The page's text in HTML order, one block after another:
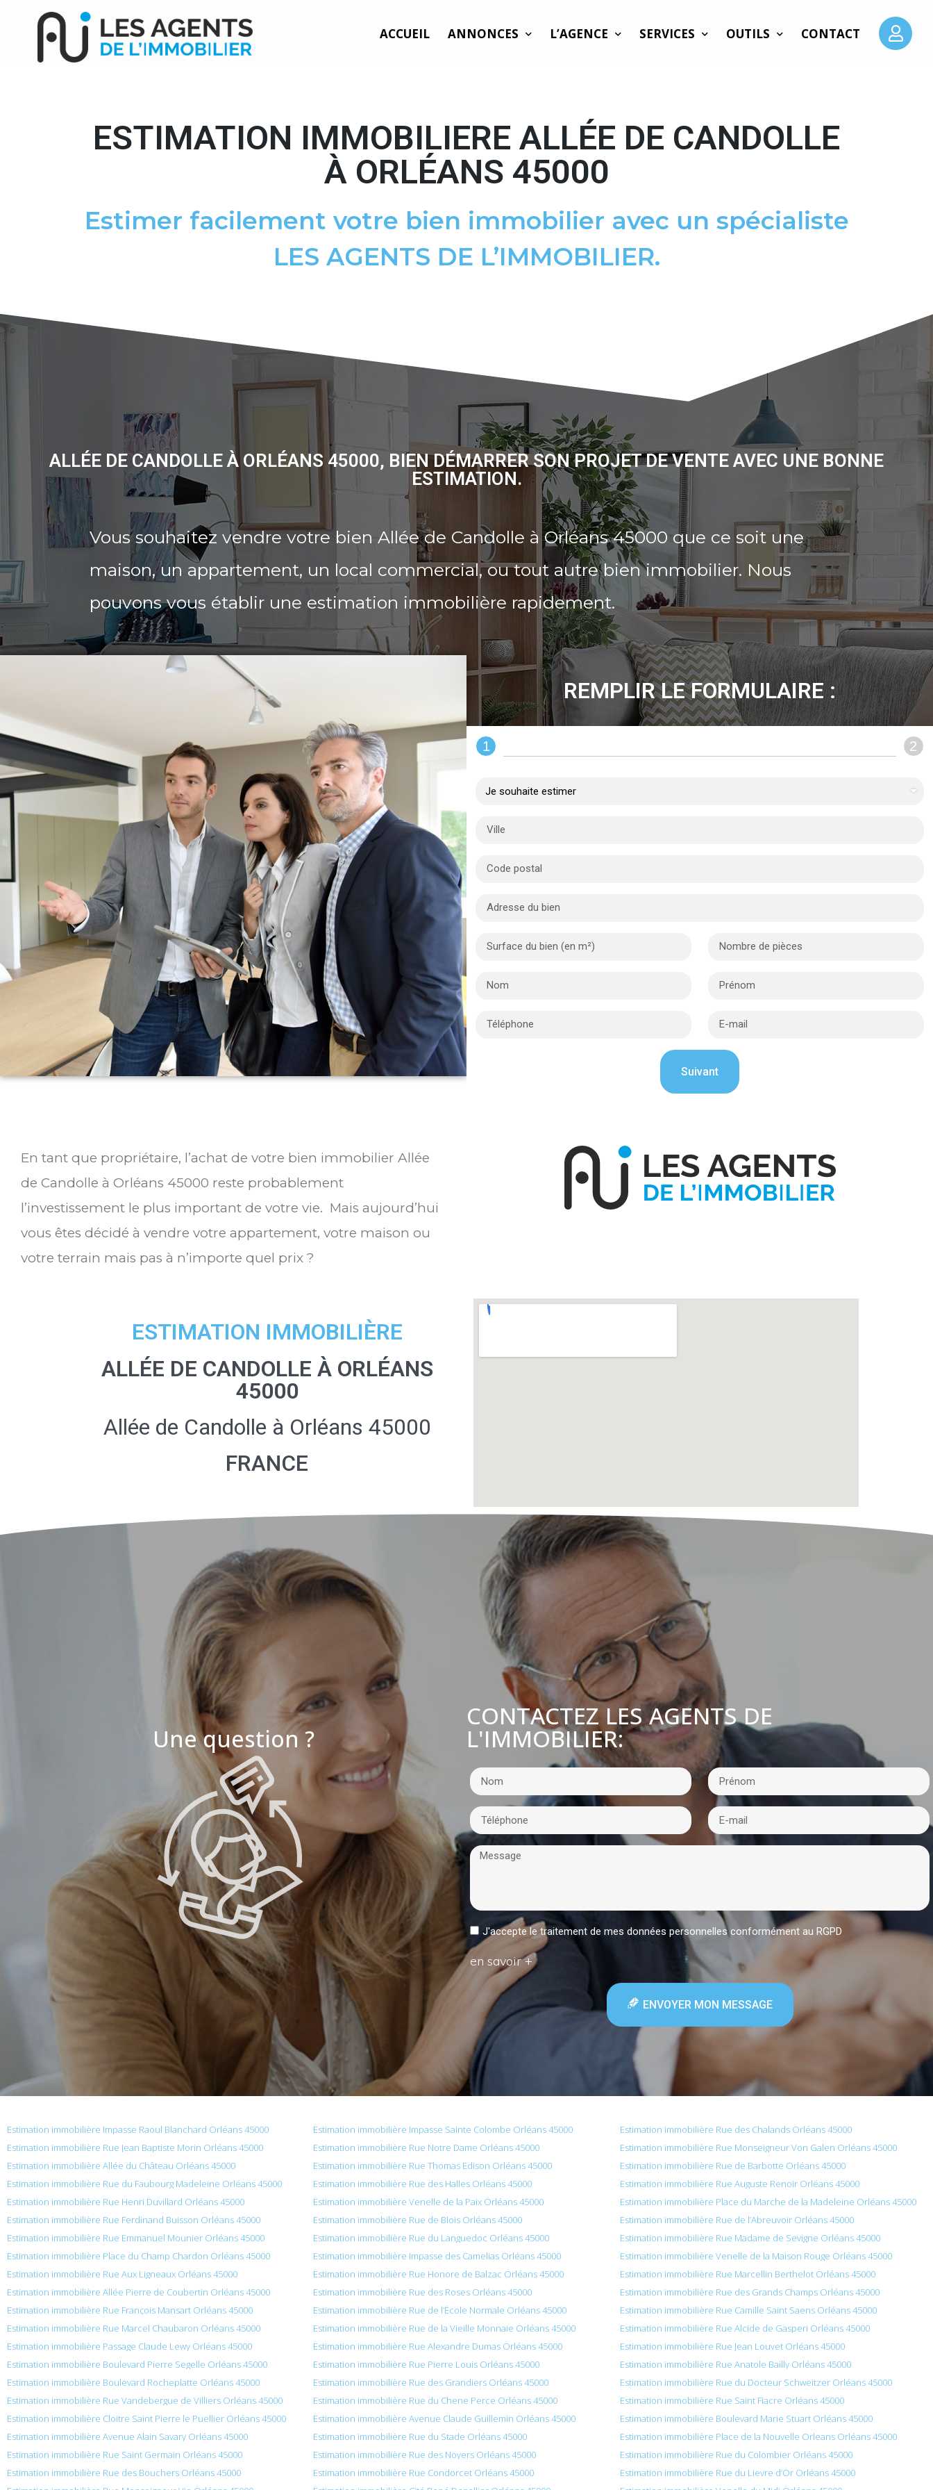
ACCUEIL ANNONCES L’AGENCE SERVICES OUTILS CONTACT
ESTIMATION IMMOBILIERE ALLÉE DE CANDOLLE
À ORLÉANS 45000
Estimer facilement votre bien immobilier avec un spécialiste
LES AGENTS DE L’IMMOBILIER.
ALLÉE DE CANDOLLE À ORLÉANS 45000, BIEN DÉMARRER SON PROJET DE VENTE AVEC UNE BONNE
ESTIMATION.
Vous souhaitez vendre votre bien Allée de Candolle à Orléans 45000 que ce soit une
maison, un appartement, un local commercial, ou tout autre bien immobilier. Nous
pouvons vous établir une estimation immobilière rapidement.
REMPLIR LE FORMULAIRE :
1 2
En tant que propriétaire, l’achat de votre bien immobilier Allée
de Candolle à Orléans 45000 reste probablement
l’investissement le plus important de votre vie. Mais aujourd’hui
vous êtes décidé à vendre votre appartement, votre maison ou
votre terrain mais pas à n’importe quel prix ?
ESTIMATION IMMOBILIÈRE
ALLÉE DE CANDOLLE À ORLÉANS
45000
Allée de Candolle à Orléans 45000
FRANCE
Une question ?
CONTACTEZ LES AGENTS DE
L'IMMOBILIER:
J'accepte le traitement de mes données personnelles conformément au RGPD
en savoir +
ENVOYER MON MESSAGE
Estimation immobilière Impasse Raoul Blanchard Orléans 45000 Estimation immobilière Impasse Sainte Colombe Orléans 45000
Estimation immobilière Rue des Chalands Orléans 45000
Estimation immobilière Rue Jean Baptiste Morin Orléans 45000
Estimation immobilière Rue Notre Dame Orléans 45000
Estimation immobilière Rue Monseigneur Von Galen Orléans 45000
Estimation immobilière Allée du Château Orléans 45000
Estimation immobilière Rue Thomas Edison Orléans 45000
Estimation immobilière Rue de Barbotte Orléans 45000
Estimation immobilière Rue du Faubourg Madeleine Orléans 45000
Estimation immobilière Rue des Halles Orléans 45000
Estimation immobilière Rue Auguste Renoir Orléans 45000
Estimation immobilière Rue Henri Duvillard Orléans 45000
Estimation immobilière Venelle de la Paix Orléans 45000
Estimation immobilière Place du Marche de la Madeleine Orléans 45000
Estimation immobilière Rue Ferdinand Buisson Orléans 45000
Estimation immobilière Rue de Blois Orléans 45000
Estimation immobilière Rue de l’Abreuvoir Orléans 45000
Estimation immobilière Rue Emmanuel Mounier Orléans 45000
Estimation immobilière Rue du Languedoc Orléans 45000
Estimation immobilière Rue Madame de Sevigne Orléans 45000
Estimation immobilière Place du Champ Chardon Orléans 45000
Estimation immobilière Impasse des Camelias Orléans 45000
Estimation immobilière Venelle de la Maison Rouge Orléans 45000
Estimation immobilière Rue Aux Ligneaux Orléans 45000
Estimation immobilière Rue Honore de Balzac Orléans 45000
Estimation immobilière Rue Marcellin Berthelot Orléans 45000
Estimation immobilière Allée Pierre de Coubertin Orléans 45000
Estimation immobilière Rue des Roses Orléans 45000
Estimation immobilière Rue des Grands Champs Orléans 45000
Estimation immobilière Rue François Mansart Orléans 45000
Estimation immobilière Rue de l’École Normale Orléans 45000
Estimation immobilière Rue Camille Saint Saens Orléans 45000
Estimation immobilière Rue Marcel Chaubaron Orléans 45000
Estimation immobilière Rue de la Vieille Monnaie Orléans 45000
Estimation immobilière Rue Alcide de Gasperi Orléans 45000
Estimation immobilière Passage Claude Lewy Orléans 45000
Estimation immobilière Rue Alexandre Dumas Orléans 45000
Estimation immobilière Rue Jean Louvet Orléans 45000
Estimation immobilière Boulevard Pierre Segelle Orléans 45000
Estimation immobilière Rue Pierre Louis Orléans 45000
Estimation immobilière Rue Anatole Bailly Orléans 45000
Estimation immobilière Boulevard Rocheplatte Orléans 45000
Estimation immobilière Rue des Grandiers Orléans 45000
Estimation immobilière Rue du Docteur Schweitzer Orléans 45000
Estimation immobilière Rue Vandebergue de Villiers Orléans 45000
Estimation immobilière Rue du Chene Perce Orléans 45000
Estimation immobilière Rue Saint Fiacre Orléans 45000
Estimation immobilière Cloitre Saint Pierre le Puellier Orléans 45000
Estimation immobilière Avenue Claude Guillemin Orléans 45000
Estimation immobilière Boulevard Marie Stuart Orléans 45000
Estimation immobilière Avenue Alain Savary Orléans 45000
Estimation immobilière Rue du Stade Orléans 45000
Estimation immobilière Place de la Nouvelle Orleans Orléans 45000
Estimation immobilière Rue Saint Germain Orléans 45000
Estimation immobilière Rue des Noyers Orléans 45000
Estimation immobilière Rue du Colombier Orléans 45000
Estimation immobilière Rue des Bouchers Orléans 45000
Estimation immobilière Rue Condorcet Orléans 45000
Estimation immobilière Rue du Lievre d’Or Orléans 45000